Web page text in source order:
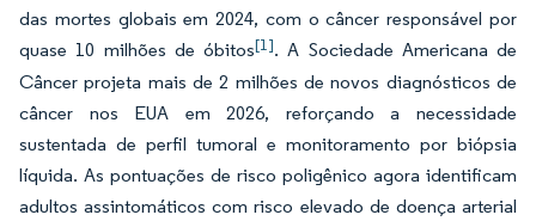
das mortes globais em 2024, com o câncer responsável por
quase 10 milhões de óbitos[1]. A Sociedade Americana de
Câncer projeta mais de 2 milhões de novos diagnósticos de
câncer nos EUA em 2026, reforçando a necessidade
sustentada de perfil tumoral e monitoramento por biópsia
líquida. As pontuações de risco poligênico agora identificam
adultos assintomáticos com risco elevado de doença arterial